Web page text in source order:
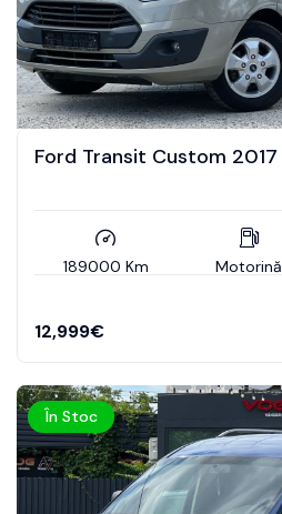
Ford Transit Custom 2017
189000 Km Motorină
12,999€
În Stoc